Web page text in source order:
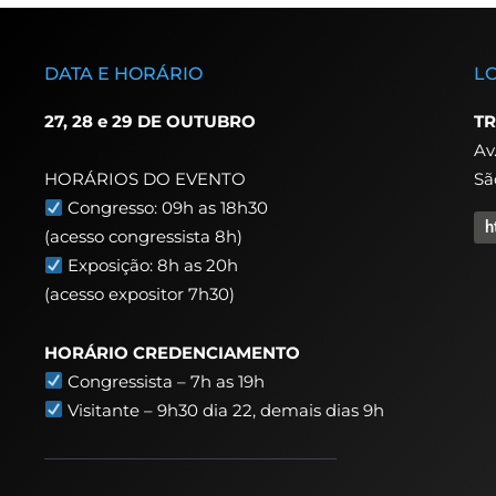
DATA E HORÁRIO
27, 28 e 29 DE OUTUBRO
HORÁRIOS DO EVENTO
Congresso: 09h as 18h30
(acesso congressista 8h)
Exposição: 8h as 20h
(acesso expositor 7h30)
HORÁRIO CREDENCIAMENTO
Congressista – 7h as 19h
Visitante – 9h30 dia 22,demais dias 9h